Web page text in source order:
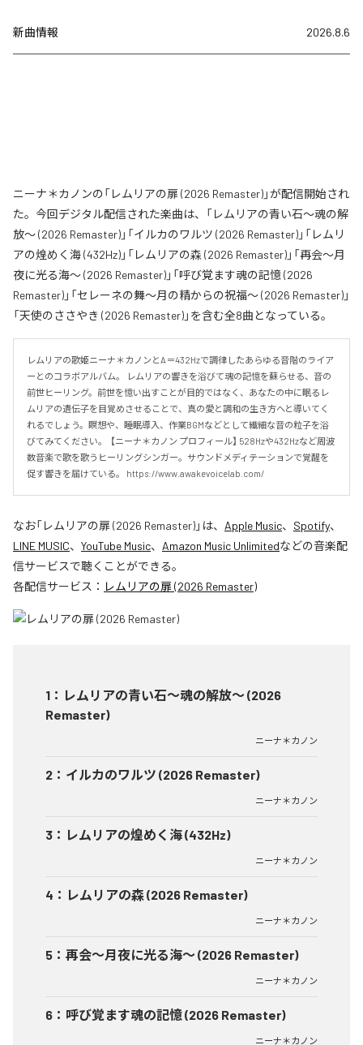
新曲情報 2026.8.6
ニーナ＊カノンの「レムリアの扉 (2026 Remaster)」が配信開始され
た。今回デジタル配信された楽曲は、「レムリアの青い石〜魂の解
放〜 (2026 Remaster)」「イルカのワルツ (2026 Remaster)」「レムリ
アの煌めく海 (432Hz)」「レムリアの森 (2026 Remaster)」「再会〜月
夜に光る海〜 (2026 Remaster)」「呼び覚ます魂の記憶 (2026
Remaster)」「セレーネの舞〜月の精からの祝福〜 (2026 Remaster)」
「天使のささやき (2026 Remaster)」を含む全8曲となっている。
レムリアの歌姫ニーナ＊カノンとA＝432Hzで調律したあらゆる音階のライア
ーとのコラボアルバム。 レムリアの響きを浴びて魂の記憶を蘇らせる、音の
前世ヒーリング。前世を憶い出すことが目的ではなく、あなたの中に眠るレ
ムリアの遺伝子を目覚めさせることで、真の愛と調和の生き方へと導いてく
れるでしょう。瞑想や、睡眠導入、作業BGMなどとして繊細な音の粒子を浴
びてみてください。  【ニーナ＊カノン プロフィール】 528Hzや432Hzなど周波
数音楽で歌を歌うヒーリングシンガー。サウンドメディテーションで覚醒を
促す響きを届けている。 https://www.awakevoicelab.com/
なお「レムリアの扉 (2026 Remaster)」は、 Apple Music、 Spotify、
LINE MUSIC、 YouTube Music、 Amazon Music Unlimitedなどの音楽配
信サービスで聴くことができる。
各配信サービス： レムリアの扉 (2026 Remaster)
1 ： レムリアの青い石〜魂の解放〜 (2026
Remaster)
ニーナ＊カノン
2 ： イルカのワルツ (2026 Remaster)
ニーナ＊カノン
3 ： レムリアの煌めく海 (432Hz)
ニーナ＊カノン
4 ： レムリアの森 (2026 Remaster)
ニーナ＊カノン
5 ： 再会〜月夜に光る海〜 (2026 Remaster)
ニーナ＊カノン
6 ： 呼び覚ます魂の記憶 (2026 Remaster)
ニーナ＊カノン